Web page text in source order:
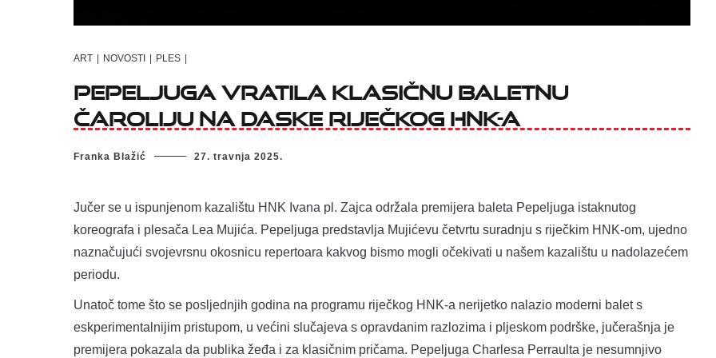
ART NOVOSTI PLES
Pepeljuga vratila klasičnu baletnu
čaroliju na daske riječkog HNK-a
Franka Blažić 27. travnja 2025.
Jučer se u ispunjenom kazalištu HNK Ivana pl. Zajca održala premijera baleta Pepeljuga istaknutog
koreografa i plesača Lea Mujića. Pepeljuga predstavlja Mujićevu četvrtu suradnju s riječkim HNK-om, ujedno
naznačujući svojevrsnu okosnicu repertoara kakvog bismo mogli očekivati u našem kazalištu u nadolazećem
periodu.
Unatoč tome što se posljednjih godina na programu riječkog HNK-a nerijetko nalazio moderni balet s
eskperimentalnijim pristupom, u većini slučajeva s opravdanim razlozima i pljeskom podrške, jučerašnja je
premijera pokazala da publika žeđa i za klasičnim pričama. Pepeljuga Charlesa Perraulta je nesumnjivo